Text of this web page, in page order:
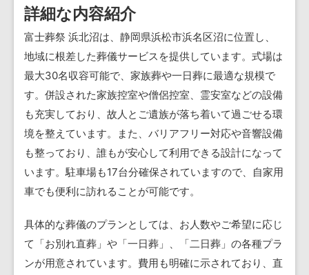
詳細な内容紹介
富士葬祭 浜北沼は、静岡県浜松市浜名区沼に位置し、
地域に根差した葬儀サービスを提供しています。式場は
最大30名収容可能で、家族葬や一日葬に最適な規模で
す。併設された家族控室や僧侶控室、霊安室などの設備
も充実しており、故人とご遺族が落ち着いて過ごせる環
境を整えています。また、バリアフリー対応や音響設備
も整っており、誰もが安心して利用できる設計になって
います。駐車場も17台分確保されていますので、自家用
車でも便利に訪れることが可能です。
具体的な葬儀のプランとしては、お人数やご希望に応じ
て「お別れ直葬」や「一日葬」、「二日葬」の各種プラ
ンが用意されています。費用も明確に示されており、直